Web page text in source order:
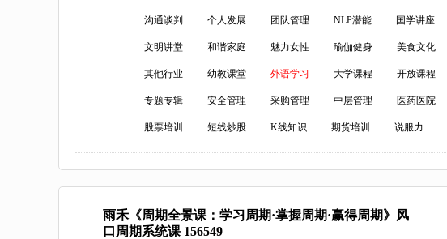
沟通谈判 个人发展 团队管理 NLP潜能 国学讲座
文明讲堂 和谐家庭 魅力女性 瑜伽健身 美食文化
其他行业 幼教课堂 外语学习 大学课程 开放课程
专题专辑 安全管理 采购管理 中层管理 医药医院
股票培训 短线炒股 K线知识 期货培训 说服力
雨禾《周期全景课：学习周期·掌握周期·赢得周期》风
口周期系统课 156549